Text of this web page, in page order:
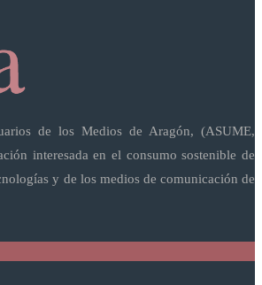
de los Medios de Aragón, (ASUME,
interesada en el consumo sostenible de
y de los medios de comunicación de